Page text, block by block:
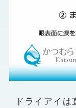
ドライアイ